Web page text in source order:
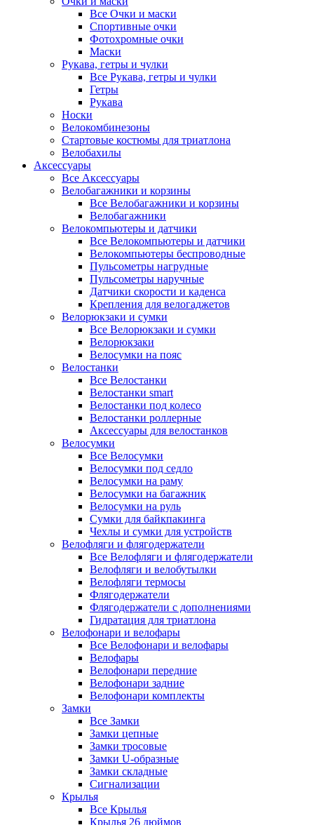
Все Очки и маски
Спортивные очки
Фотохромные очки
Маски
Рукава, гетры и чулки
Все Рукава, гетры и чулки
Гетры
Рукава
Носки
Велокомбинезоны
Стартовые костюмы для триатлона
Велобахилы
Аксессуары
Все Аксессуары
Велобагажники и корзины
Все Велобагажники и корзины
Велобагажники
Велокомпьютеры и датчики
Все Велокомпьютеры и датчики
Велокомпьютеры беспроводные
Пульсометры нагрудные
Пульсометры наручные
Датчики скорости и каденса
Крепления для велогаджетов
Велорюкзаки и сумки
Все Велорюкзаки и сумки
Велорюкзаки
Велосумки на пояс
Велостанки
Все Велостанки
Велостанки smart
Велостанки под колесо
Велостанки роллерные
Аксессуары для велостанков
Велосумки
Все Велосумки
Велосумки под седло
Велосумки на раму
Велосумки на багажник
Велосумки на руль
Сумки для байкпакинга
Чехлы и сумки для устройств
Велофляги и флягодержатели
Все Велофляги и флягодержатели
Велофляги и велобутылки
Велофляги термосы
Флягодержатели
Флягодержатели с дополнениями
Гидратация для триатлона
Велофонари и велофары
Все Велофонари и велофары
Велофары
Велофонари передние
Велофонари задние
Велофонари комплекты
Замки
Все Замки
Замки цепные
Замки тросовые
Замки U-образные
Замки складные
Сигнализации
Крылья
Все Крылья
Крылья 26 дюймов